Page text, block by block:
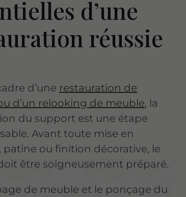
d’une
réussie
d’une restauration de
d’un relooking de meuble, la
du support est une étape
Avant toute mise en
patine ou finition décorative, le
être soigneusement préparé.
de meuble et le ponçage du